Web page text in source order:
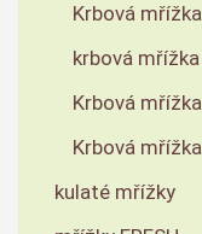
Krbová
krbová
Krbová
Krbová
kulaté mřížky